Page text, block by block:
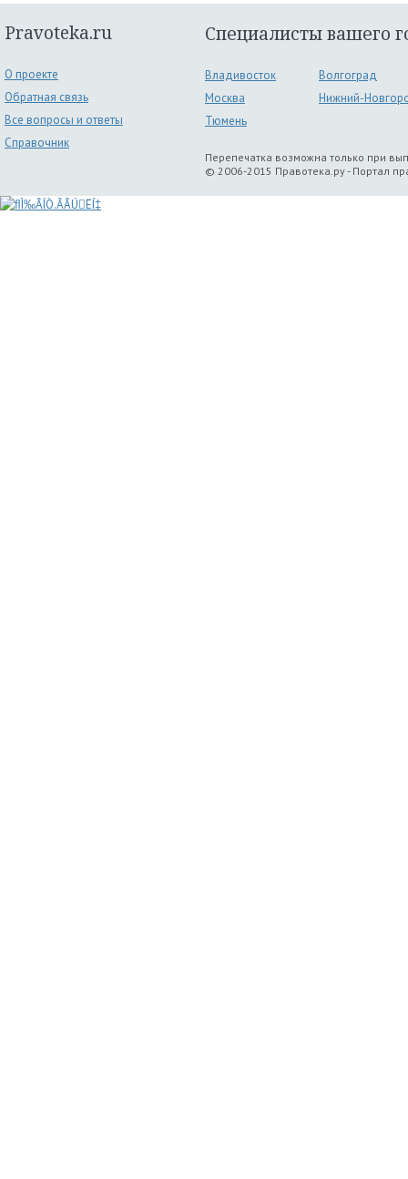
Pravoteka.ru
О проекте
Обратная связь
Все вопросы и ответы
Справочник
Специалисты вашего
Владивосток
Волгоград
Москва
Нижний-
Тюмень
Перепечатка возможна только при
© 2006-2015 Правотека.ру - Портал